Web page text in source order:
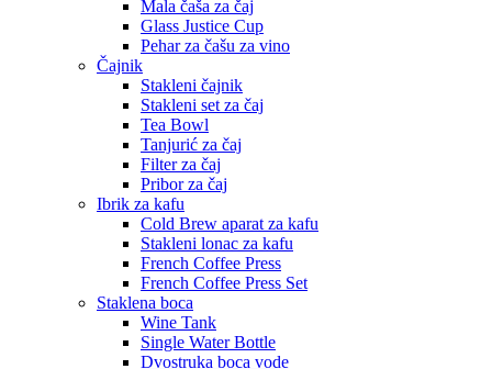
Mala čaša za čaj
Glass Justice Cup
Pehar za čašu za vino
Čajnik
Stakleni čajnik
Stakleni set za čaj
Tea Bowl
Tanjurić za čaj
Filter za čaj
Pribor za čaj
Ibrik za kafu
Cold Brew aparat za kafu
Stakleni lonac za kafu
French Coffee Press
French Coffee Press Set
Staklena boca
Wine Tank
Single Water Bottle
Dvostruka boca vode